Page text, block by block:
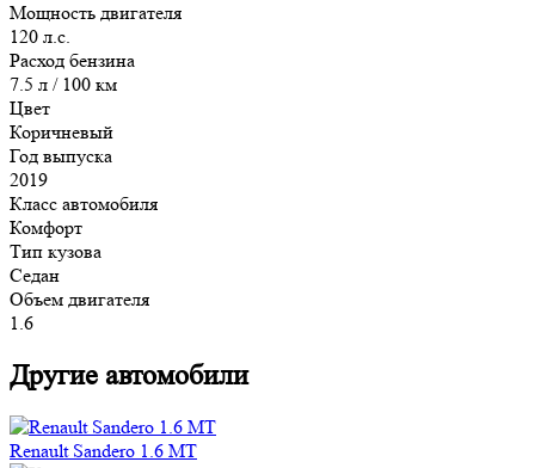
Мощность двигателя
120 л.с.
Расход бензина
7.5 л / 100 км
Цвет
Коричневый
Год выпуска
2019
Класс автомобиля
Комфорт
Тип кузова
Седан
Объем двигателя
1.6
Другие автомобили
Renault Sandero 1.6 MT